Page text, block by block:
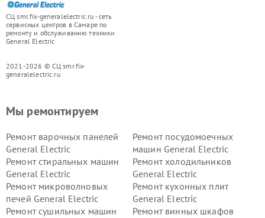
СЦ smr.fix-generalelectric.ru - сеть
сервисных центров в Самаре по
ремонту и обслуживанию техники
General Electric
2021-2026 © СЦ smr.fix-
generalelectric.ru
Мы ремонтируем
Ремонт варочных панелей
General Electric
Ремонт посудомоечных
машин General Electric
Ремонт стиральных машин
General Electric
Ремонт холодильников
General Electric
Ремонт микроволновых
печей General Electric
Ремонт кухонных плит
General Electric
Ремонт сушильных машин
Ремонт винных шкафов